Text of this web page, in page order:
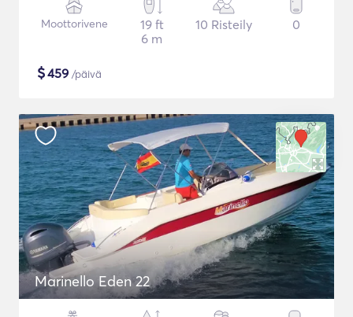
Moottorivene
19 ft
6 m
10 Risteily 0
$459 /päivä
Marinello Eden 22